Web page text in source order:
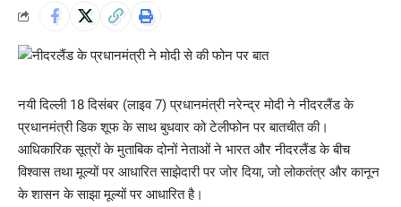
नयी दिल्ली 18 दिसंबर (लाइव 7) प्रधानमंत्री नरेन्द्र मोदी ने नीदरलैंड के
प्रधानमंत्री डिक शूफ के साथ बुधवार को टेलीफोन पर बातचीत की।
आधिकारिक सूत्रों के मुताबिक दोनों नेताओं ने भारत और नीदरलैंड के बीच
विश्वास तथा मूल्यों पर आधारित साझेदारी पर जोर दिया, जो लोकतंत्र और कानून
के शासन के साझा मूल्यों पर आधारित है।